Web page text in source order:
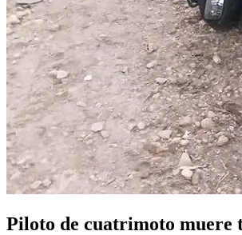
Piloto de cuatrimoto muere